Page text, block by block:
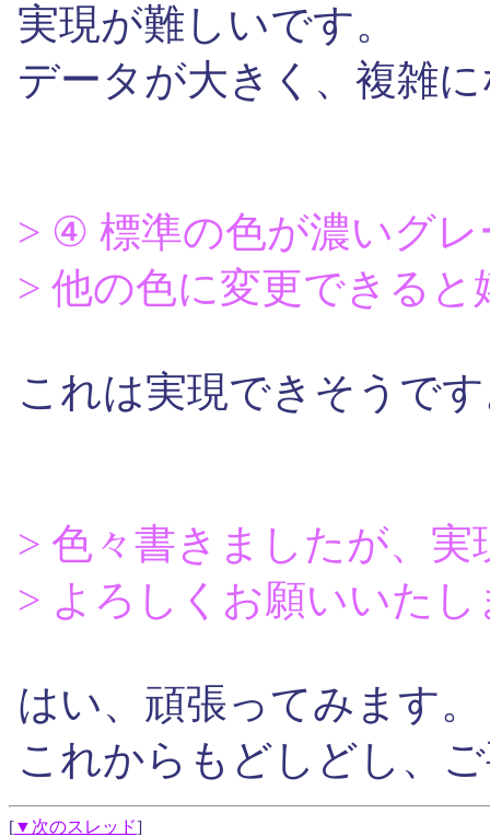
実現が難しいです。
データが大きく、複雑
> ④ 標準の色が濃いグ
> 他の色に変更できると
これは実現できそうで
> 色々書きましたが、
> よろしくお願いいたし
はい、頑張ってみます。
これからもどしどし、
[▼次のスレッド]